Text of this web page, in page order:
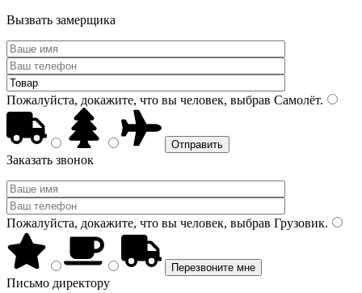
Вызвать замерщика
Пожалуйста, докажите, что вы человек, выбрав Самолёт.
Заказать звонок
Пожалуйста, докажите, что вы человек, выбрав Грузовик.
Письмо директору